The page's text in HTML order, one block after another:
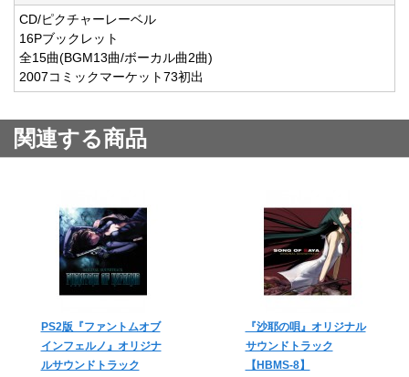
CD/ピクチャーレーベル
16Pブックレット
全15曲(BGM13曲/ボーカル曲2曲)
2007コミックマーケット73初出
関連する商品
PS2版『ファントムオブ
インフェルノ』オリジナ
ルサウンドトラック
『沙耶の唄』オリジナル
サウンドトラック
【HBMS-8】